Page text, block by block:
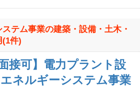
テム事業の建築・設備・土木・
(1件)
接可】電力プラント設
ネルギーシステム事業